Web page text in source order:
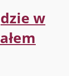
w